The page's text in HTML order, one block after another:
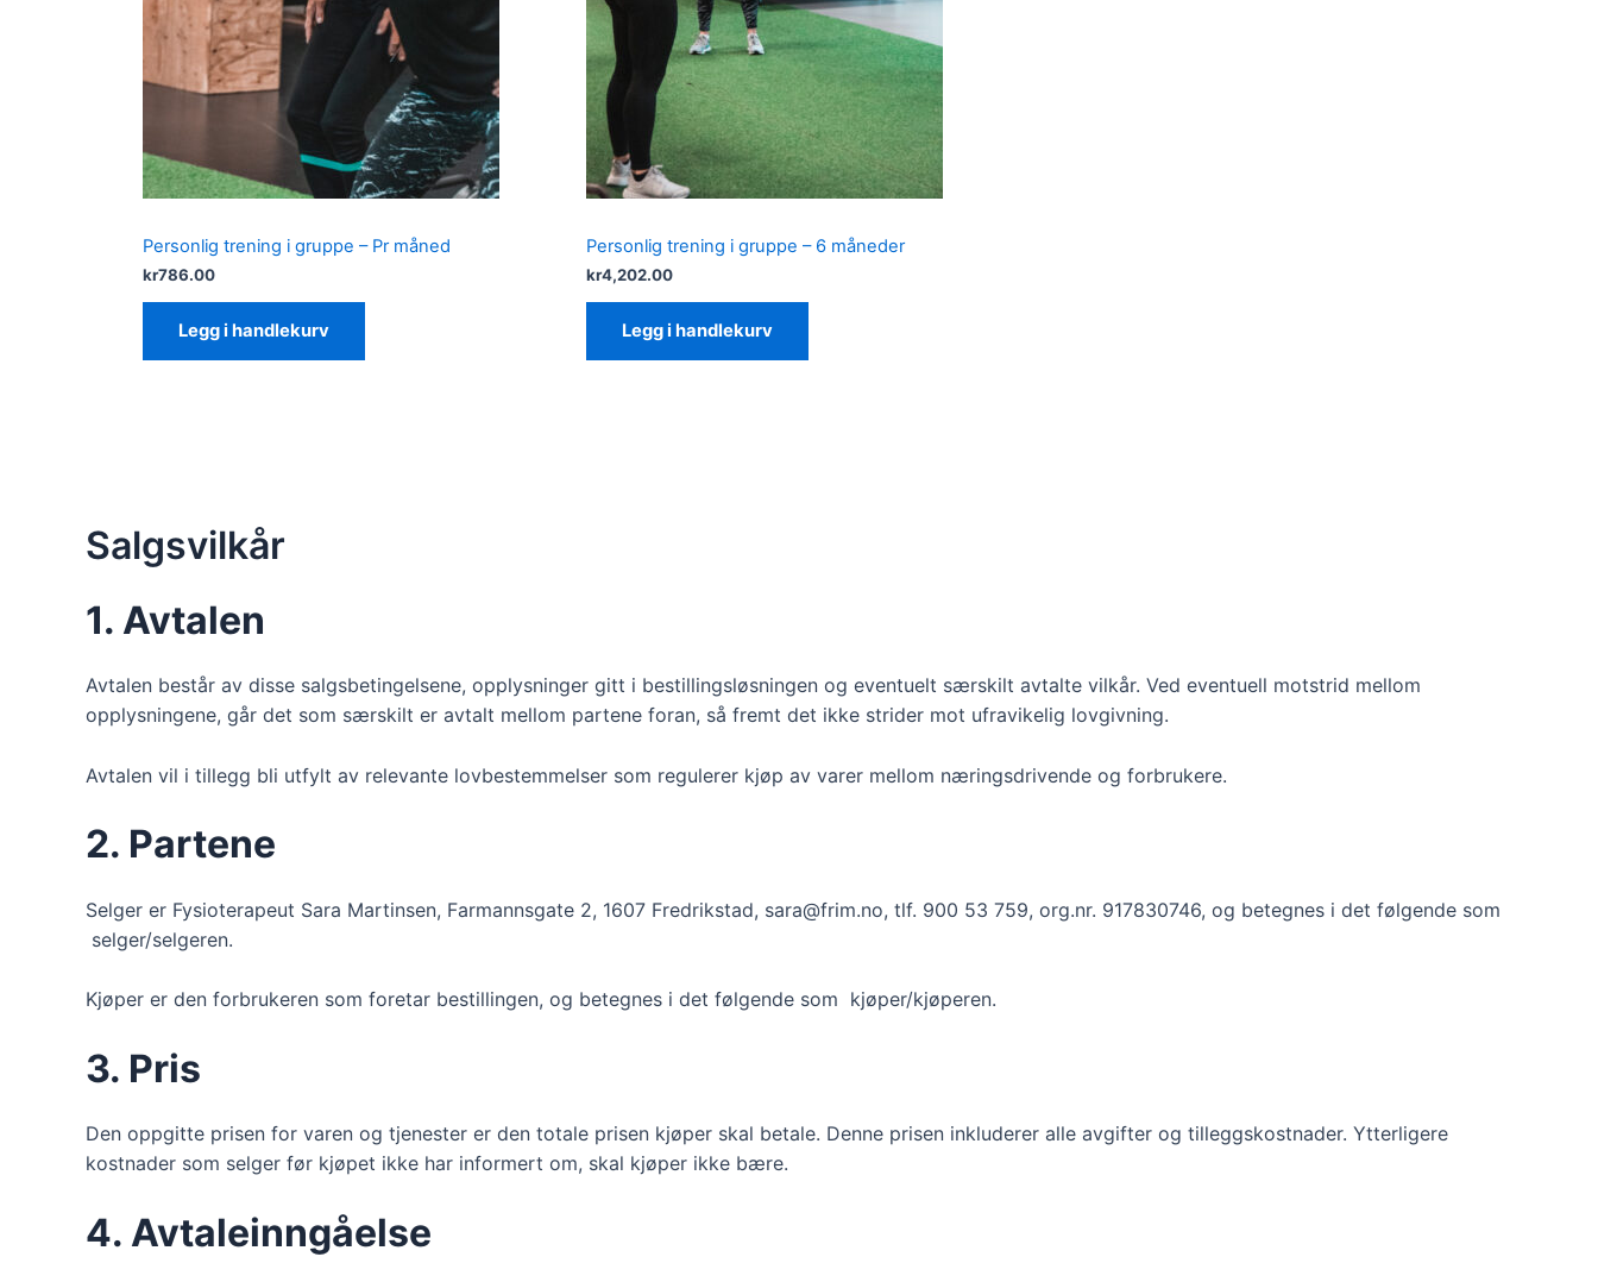
Personlig trening i gruppe – Pr måned
kr786.00
Legg i handlekurv
Personlig trening i gruppe – 6 måneder
kr4,202.00
Legg i handlekurv
Salgsvilkår
1. Avtalen
Avtalen består av disse salgsbetingelsene, opplysninger gitt i bestillingsløsningen og eventuelt særskilt avtalte vilkår. Ved eventuell motstrid mellom
opplysningene, går det som særskilt er avtalt mellom partene foran, så fremt det ikke strider mot ufravikelig lovgivning.
Avtalen vil i tillegg bli utfylt av relevante lovbestemmelser som regulerer kjøp av varer mellom næringsdrivende og forbrukere.
2. Partene
Selger er Fysioterapeut Sara Martinsen, Farmannsgate 2, 1607 Fredrikstad, sara@frim.no, tlf. 900 53 759‬, org.nr. 917830746, og betegnes i det følgende som
selger/selgeren.
Kjøper er den forbrukeren som foretar bestillingen, og betegnes i det følgende som kjøper/kjøperen.
3. Pris
Den oppgitte prisen for varen og tjenester er den totale prisen kjøper skal betale. Denne prisen inkluderer alle avgifter og tilleggskostnader. Ytterligere
kostnader som selger før kjøpet ikke har informert om, skal kjøper ikke bære.
4. Avtaleinngåelse